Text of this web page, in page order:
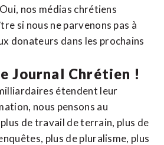
nos médias chrétiens
si nous ne parvenons pas à
donateurs dans les prochains
Journal Chrétien !
étendent leur
nous pensons au
de travail de terrain, plus de
plus de pluralisme, plus